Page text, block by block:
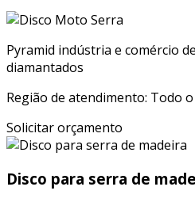
Pyramid indústria e comércio
diamantados
Região de atendimento: Todo
Solicitar orçamento
Disco para serra de